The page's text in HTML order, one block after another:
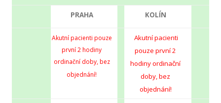
PRAHA KOLÍN
Akutní pacienti pouze
první 2 hodiny
ordinační doby, bez
objednání!
Akutní pacienti
pouze první 2
hodiny ordinační
doby, bez
objednání!